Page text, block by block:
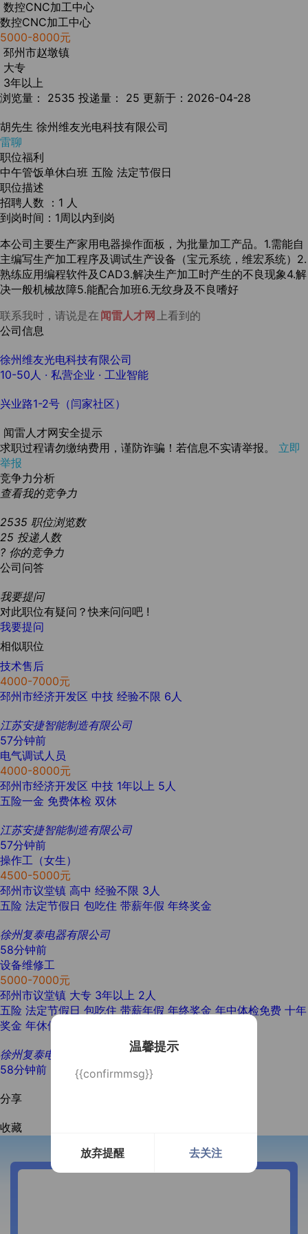
数控CNC加工中心
数控CNC加工中心
5000-8000元
邳州市赵墩镇
大专
3年以上
浏览量： 2535 投递量： 25 更新于：2026-04-28
胡先生 徐州维友光电科技有限公司
雷聊
职位福利
中午管饭单休白班 五险 法定节假日
职位描述
招聘人数 ：1 人
到岗时间：1周以内到岗
本公司主要生产家用电器操作面板，为批量加工产品。1.需能自
主编写生产加工程序及调试生产设备（宝元系统，维宏系统）2.
熟练应用编程软件及CAD3.解决生产加工时产生的不良现象4.解
决一般机械故障5.能配合加班6.无纹身及不良嗜好
联系我时，请说是在 闻雷人才网 上看到的
公司信息
徐州维友光电科技有限公司
10-50人 · 私营企业 · 工业智能
兴业路1-2号（闫家社区）
闻雷人才网安全提示
求职过程请勿缴纳费用，谨防诈骗！若信息不实请举报。 立即
举报
竞争力分析
查看我的竞争力
2535 职位浏览数
25 投递人数
? 你的竞争力
公司问答
我要提问
对此职位有疑问？快来问问吧 !
我要提问
相似职位
技术售后
4000-7000元
邳州市经济开发区 中技 经验不限 6人
江苏安捷智能制造有限公司
57分钟前
电气调试人员
4000-8000元
邳州市经济开发区 中技 1年以上 5人
五险一金 免费体检 双休
江苏安捷智能制造有限公司
57分钟前
操作工（女生）
4500-5000元
邳州市议堂镇 高中 经验不限 3人
五险 法定节假日 包吃住 带薪年假 年终奖金
徐州复泰电器有限公司
58分钟前
设备维修工
5000-7000元
邳州市议堂镇 大专 3年以上 2人
五险 法定节假日 包吃住 带薪年假 年终奖金 年中体检免费 十年
奖金 年休假依法提供
徐州复泰电器有限公司
58分钟前
分享
收藏
温馨提示
{{confirmmsg}}
放弃提醒 去关注